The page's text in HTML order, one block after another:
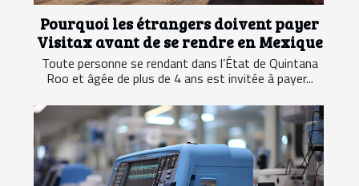
Pourquoi les étrangers doivent payer
Visitax avant de se rendre en Mexique
Toute personne se rendant dans l’État de Quintana
Roo et âgée de plus de 4 ans est invitée à payer...